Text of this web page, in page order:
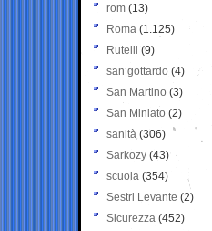
rom (13)
Roma (1.125)
Rutelli (9)
san gottardo (4)
San Martino (3)
San Miniato (2)
sanità (306)
Sarkozy (43)
scuola (354)
Sestri Levante (2)
Sicurezza (452)